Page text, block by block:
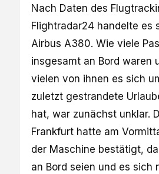
Nach Daten des
Flightradar24 handelte es
Airbus A380. Wie viele
insgesamt an Bord waren
vielen von ihnen es sich
zuletzt gestrandete
hat, war zunächst unklar.
Frankfurt hatte am
der Maschine bestätigt,
an Bord seien und es sich